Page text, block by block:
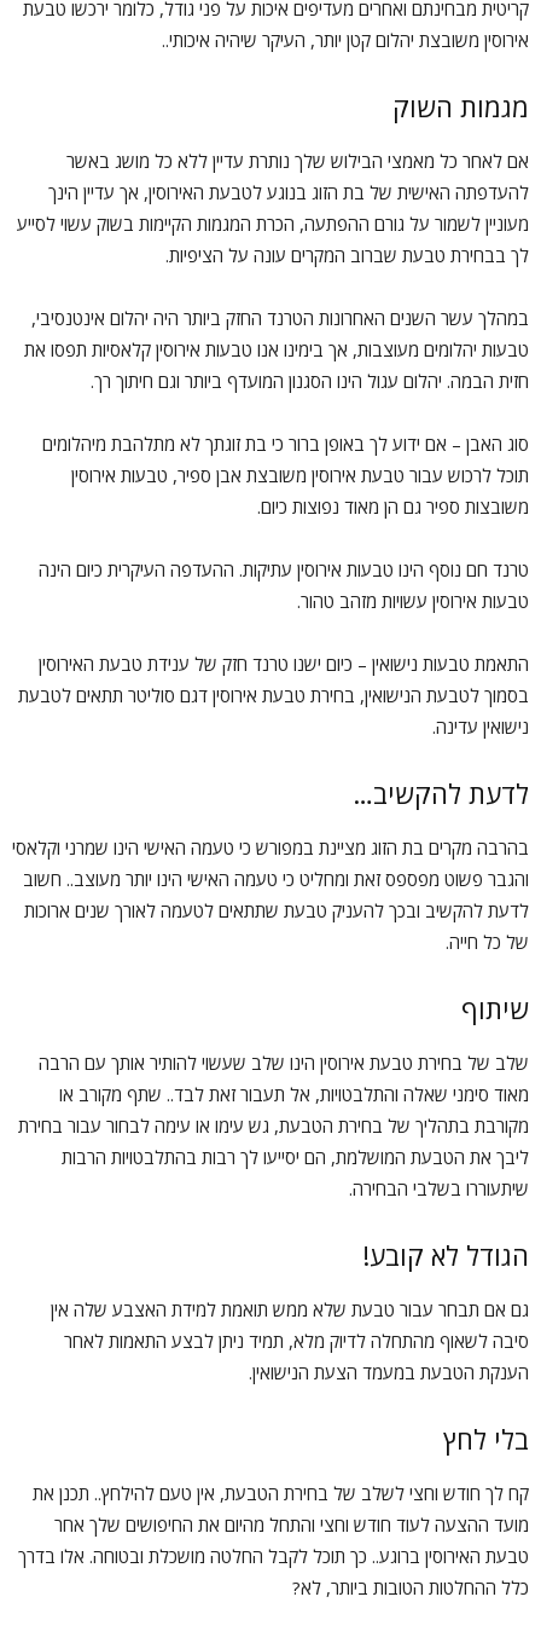
קריטית מבחינתם ואחרים מעדיפים איכות על פני גודל, כלומר ירכשו טבעת
אירוסין משובצת יהלום קטן יותר, העיקר שיהיה איכותי..
מגמות השוק
אם לאחר כל מאמצי הבילוש שלך נותרת עדיין ללא כל מושג באשר
להעדפתה האישית של בת הזוג בנוגע לטבעת האירוסין, אך עדיין הינך
מעוניין לשמור על גורם ההפתעה, הכרת המגמות הקיימות בשוק עשוי לסייע
לך בבחירת טבעת שברוב המקרים עונה על הציפיות.
במהלך עשר השנים האחרונות הטרנד החזק ביותר היה יהלום אינטנסיבי,
טבעות יהלומים מעוצבות, אך בימינו אנו טבעות אירוסין קלאסיות תפסו את
חזית הבמה. יהלום עגול הינו הסגנון המועדף ביותר וגם חיתוך רך.
סוג האבן – אם ידוע לך באופן ברור כי בת זוגתך לא מתלהבת מיהלומים
תוכל לרכוש עבור טבעת אירוסין משובצת אבן ספיר, טבעות אירוסין
משובצות ספיר גם הן מאוד נפוצות כיום.
טרנד חם נוסף הינו טבעות אירוסין עתיקות. ההעדפה העיקרית כיום הינה
טבעות אירוסין עשויות מזהב טהור.
התאמת טבעות נישואין – כיום ישנו טרנד חזק של ענידת טבעת האירוסין
בסמוך לטבעת הנישואין, בחירת טבעת אירוסין דגם סוליטר תתאים לטבעת
נישואין עדינה.
לדעת להקשיב…
בהרבה מקרים בת הזוג מציינת במפורש כי טעמה האישי הינו שמרני וקלאסי
והגבר פשוט מפספס זאת ומחליט כי טעמה האישי הינו יותר מעוצב.. חשוב
לדעת להקשיב ובכך להעניק טבעת שתתאים לטעמה לאורך שנים ארוכות
של כל חייה.
שיתוף
שלב של בחירת טבעת אירוסין הינו שלב שעשוי להותיר אותך עם הרבה
מאוד סימני שאלה והתלבטויות, אל תעבור זאת לבד.. שתף מקורב או
מקורבת בתהליך של בחירת הטבעת, גש עימו או עימה לבחור עבור בחירת
ליבך את הטבעת המושלמת, הם יסייעו לך רבות בהתלבטויות הרבות
שיתעוררו בשלבי הבחירה.
הגודל לא קובע!
גם אם תבחר עבור טבעת שלא ממש תואמת למידת האצבע שלה אין
סיבה לשאוף מהתחלה לדיוק מלא, תמיד ניתן לבצע התאמות לאחר
הענקת הטבעת במעמד הצעת הנישואין.
בלי לחץ
קח לך חודש וחצי לשלב של בחירת הטבעת, אין טעם להילחץ.. תכנן את
מועד ההצעה לעוד חודש וחצי והתחל מהיום את החיפושים שלך אחר
טבעת האירוסין ברוגע.. כך תוכל לקבל החלטה מושכלת ובטוחה. אלו בדרך
כלל ההחלטות הטובות ביותר, לא?